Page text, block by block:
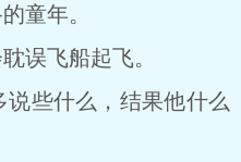
童年。
飞船起飞。
些什么，结果他什么